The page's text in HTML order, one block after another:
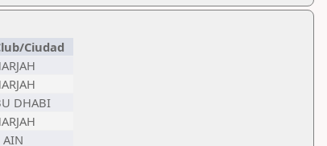
Ciudad
DHABI
AIN